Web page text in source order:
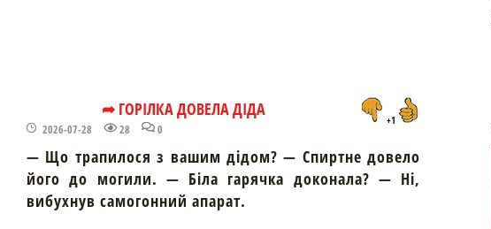
➦ ГОРІЛКА ДОВЕЛА ДІДА
2026-07-28 28 0
+1
— Що трапилося з вашим дідом? — Спиртне довело
його до могили. — Біла гарячка доконала? — Ні,
вибухнув самогонний апарат.